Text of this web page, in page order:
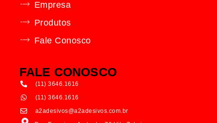
Empresa
Produtos
Fale Conosco
FALE CONOSCO
(11) 3646.1616
(11) 3646.1616
a2adesivos@a2adesivos.com.br